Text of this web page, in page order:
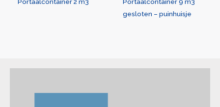
gesloten – puinhuisje